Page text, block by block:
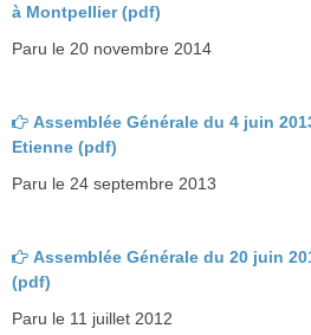
à Montpellier (pdf)
Paru le 20 novembre 2014
Assemblée Générale du 4 juin
Etienne (pdf)
Paru le 24 septembre 2013
Assemblée Générale du 20 juin
(pdf)
Paru le 11 juillet 2012